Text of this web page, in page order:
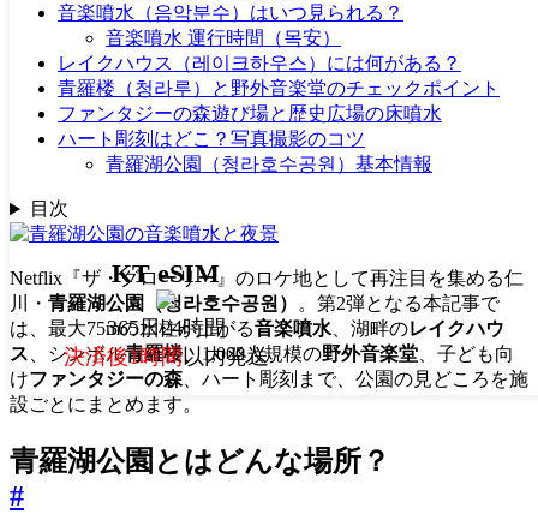
KT eSIM
365日24時間
決済後1時間以内発送
音楽噴水（음악분수）はいつ見られる？
音楽噴水 運行時間（목安）
レイクハウス（레이크하우스）には何がある？
青羅楼（청라루）と野外音楽堂のチェックポイント
ファンタジーの森遊び場と歴史広場の床噴水
ハート彫刻はどこ？写真撮影のコツ
青羅湖公園（청라호수공원）基本情報
目次
Netflix『ザ・グローリー』のロケ地として再注目を集める仁
川・ 青羅湖公園（청라호수공원）
。第2弾となる本記事で
は、最大75mの水柱が上がる音楽噴水 、湖畔のレイクハウ
ス 、シンボル青羅楼、1,000人規模の野外音楽堂 、子ども向
けファンタジーの森 、ハート彫刻まで、公園の見どころを施
設ごとにまとめます。
青羅湖公園とはどんな場所？
#